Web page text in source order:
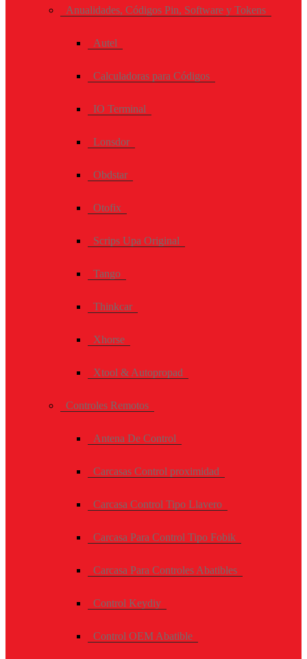
Anualidades, Códigos Pin, Software y Tokens
Autel
Calculadoras para Códigos
IO Terminal
Lonsdor
Obdstar
Otofix
Scrips Upa Original
Tango
Thinkcar
Xhorse
Xtool & Autopropad
Controles Remotos
Antena De Control
Carcasas Control proximidad
Carcasa Control Tipo Llavero
Carcasa Para Control Tipo Fobik
Carcasa Para Controles Abatibles
Control Keydiy
Control OEM Abatible